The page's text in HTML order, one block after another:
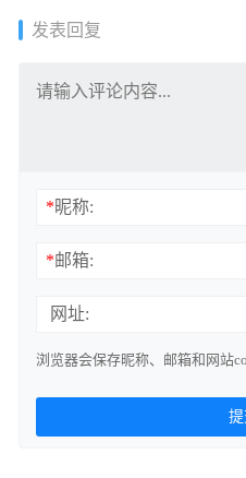
发表回复
*昵称:
*邮箱:
网址:
浏览器会保存昵称、邮箱和网站